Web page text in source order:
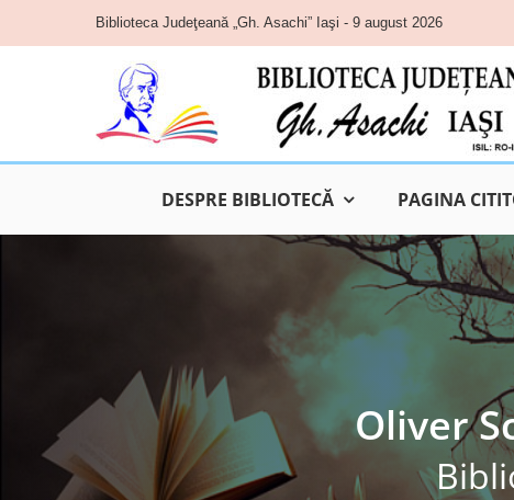
content
Biblioteca Judeţeană „Gh. Asachi” Iaşi - 9 august 2026
DESPRE BIBLIOTECĂ PAGINA
Oliver